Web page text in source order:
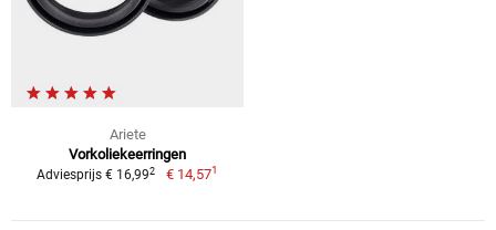
Ariete
Vorkoliekeerringen
Adviesprijs € 16,992 € 14,571